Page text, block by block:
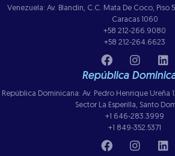
Venezuela: Av. Blandin, C.C. Mata De Coco, Piso
Caracas 1060
+58 212-266.9080
+58 212-264.6623
República
República Dominicana: Av. Pedro Henrique Ureña
Sector La Esperilla, Santo
+1 646-283.3999
+1 849-352.5371